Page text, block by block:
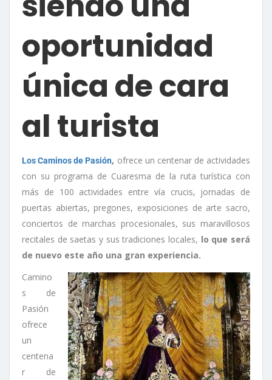
oportunidad
única de cara
al turista
Los Caminos de Pasión, ofrece un centenar de actividades
con su programa de Cuaresma de la ruta turística con
más de 100 actividades entre vía crucis, jornadas de
puertas abiertas, pregones, exposiciones de arte sacro,
conciertos de marchas procesionales, sus maravillosos
recitales de saetas y sus tradiciones locales, lo que será
de nuevo este año una gran experiencia.
Camino
s de
Pasión
ofrece
un
centena
r de